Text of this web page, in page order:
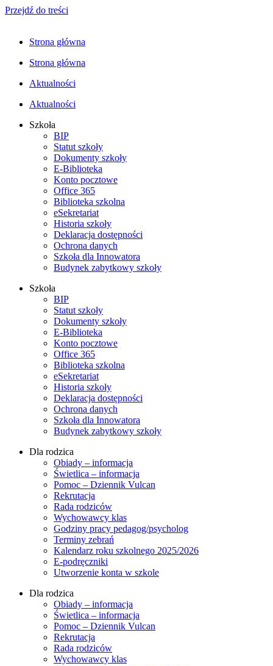
Przejdź do treści
Strona główna
Strona główna
Aktualności
Aktualności
Szkoła
BIP
Statut szkoły
Dokumenty szkoły
E-Biblioteka
Konto pocztowe
Office 365
Biblioteka szkolna
eSekretariat
Historia szkoły
Deklaracja dostępności
Ochrona danych
Szkoła dla Innowatora
Budynek zabytkowy szkoły
Szkoła
BIP
Statut szkoły
Dokumenty szkoły
E-Biblioteka
Konto pocztowe
Office 365
Biblioteka szkolna
eSekretariat
Historia szkoły
Deklaracja dostępności
Ochrona danych
Szkoła dla Innowatora
Budynek zabytkowy szkoły
Dla rodzica
Obiady – informacja
Świetlica – informacja
Pomoc – Dziennik Vulcan
Rekrutacja
Rada rodziców
Wychowawcy klas
Godziny pracy pedagog/psycholog
Terminy zebrań
Kalendarz roku szkolnego 2025/2026
E-podręczniki
Utworzenie konta w szkole
Dla rodzica
Obiady – informacja
Świetlica – informacja
Pomoc – Dziennik Vulcan
Rekrutacja
Rada rodziców
Wychowawcy klas